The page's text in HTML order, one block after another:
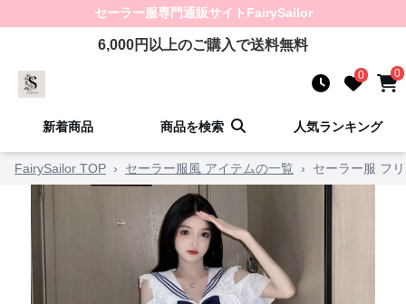
セーラー服専門通販サイト FairySailor
6,000円以上のご購入で送料無料
0 0
新着商品 商品を検索 人気ランキング
FairySailor TOP › セーラー服風 アイテムの一覧 › セーラー服 フ